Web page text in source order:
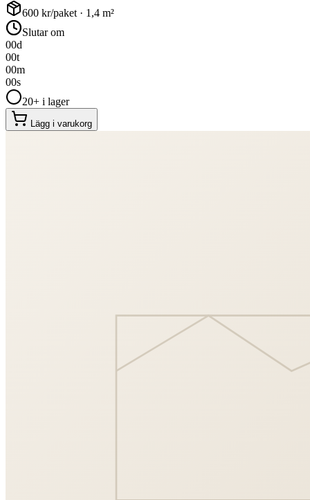
600 kr/paket · 1,4 m²
Slutar om
00d
00t
00m
00s
20+ i lager
Lägg i varukorg